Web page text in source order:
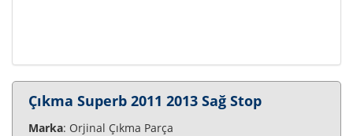
Çıkma Superb 2011 2013 Sağ Stop
Marka: Orjinal Çıkma Parça